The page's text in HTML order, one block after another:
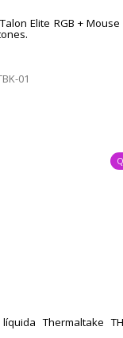
Elite RGB +
01
Thermaltake